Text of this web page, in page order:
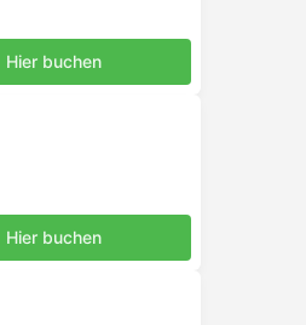
Hier buchen
Hier buchen